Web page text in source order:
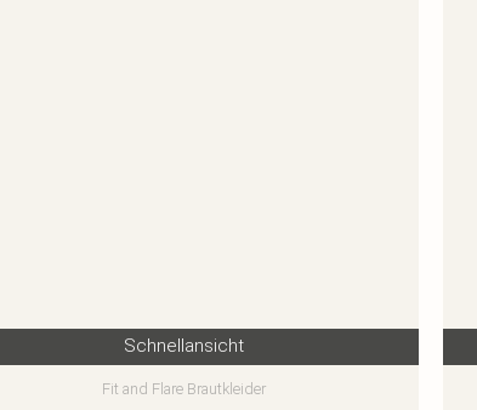
Schnellansicht
Fit and Flare Brautkleider